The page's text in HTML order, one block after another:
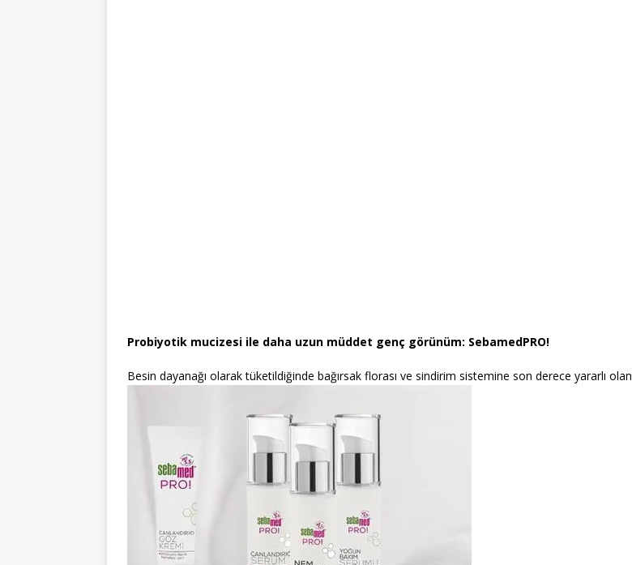
Probiyotik mucizesi ile daha uzun müddet genç görünüm: SebamedPRO!
Besin dayanağı olarak tüketildiğinde bağırsak florası ve sindirim sistemine son derece yararlı olan